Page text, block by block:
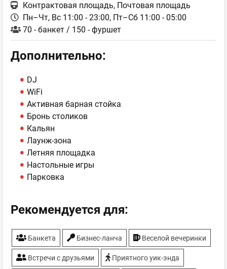
Контрактовая площадь, Почтовая площадь
Пн–Чт, Вс 11:00 - 23:00, Пт–Сб 11:00 - 05:00
70 - банкет / 150 - фуршет
Дополнительно:
DJ
WiFi
Активная барная стойка
Бронь столиков
Кальян
Лаунж-зона
Летняя площадка
Настольные игры
Парковка
Рекомендуется для:
Банкета Бизнес-ланча Веселой вечеринки
Встречи с друзьями Приятного уик-энда